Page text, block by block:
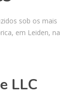
sob os mais
em Leiden, na
LLC